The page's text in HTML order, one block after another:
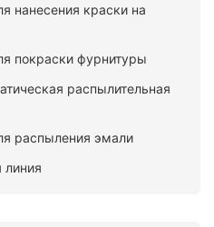
нанесения краски на
покраски фурнитуры
распылительная
распыления эмали
линия